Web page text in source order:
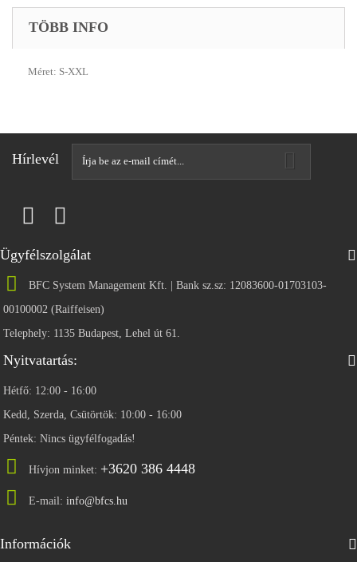
TÖBB INFO
Méret: S-XXL
Hírlevél
Ügyfélszolgálat
BFC System Management Kft. | Bank sz.sz: 12083600-01703103-
00100002 (Raiffeisen)
Telephely: 1135 Budapest, Lehel út 61.
Nyitvatartás:
Hétfő: 12:00 - 16:00
Kedd, Szerda, Csütörtök: 10:00 - 16:00
Péntek: Nincs ügyfélfogadás!
Hívjon minket: +3620 386 4448
E-mail: info@bfcs.hu
Információk